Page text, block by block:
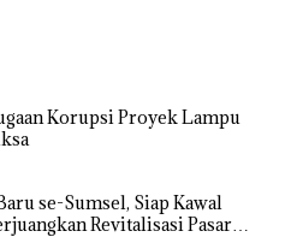
Korupsi Proyek Lampu
se-Sumsel, Siap Kawal
Revitalisasi Pasar